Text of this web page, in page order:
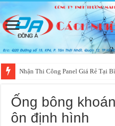
Nhận Thi Công Panel Giá Rẻ Tại
Ống bông
ôn định hình